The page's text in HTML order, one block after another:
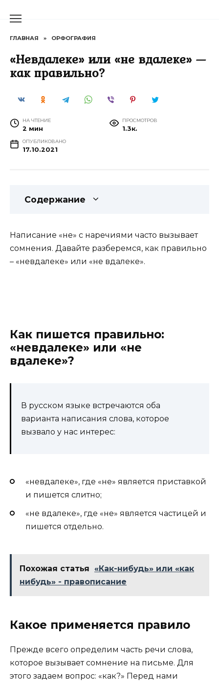
ГЛАВНАЯ » ОРФОГРАФИЯ
«Невдалеке» или «не вдалеке» —
как правильно?
НА ЧТЕНИЕ
2 мин
ПРОСМОТРОВ
1.3к.
ОПУБЛИКОВАНО
17.10.2021
Содержание
Написание «не» с наречиями часто вызывает
сомнения. Давайте разберемся, как правильно
– «невдалеке» или «не вдалеке».
Как пишется правильно:
«невдалеке» или «не
вдалеке»?
В русском языке встречаются оба
варианта написания слова, которое
вызвало у нас интерес:
«невдалеке», где «не» является приставкой
и пишется слитно;
«не вдалеке», где «не» является частицей и
пишется отдельно.
Похожая статья
«Как-нибудь» или «как
нибудь» - правописание
Какое применяется правило
Прежде всего определим часть речи слова,
которое вызывает сомнение на письме. Для
этого задаем вопрос: «как?» Перед нами